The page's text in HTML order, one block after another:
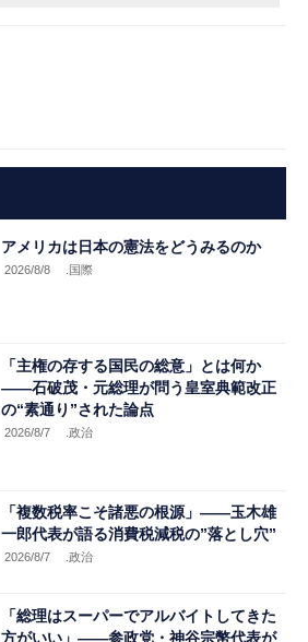
アメリカは日本の憲法をどうみるのか
2026/8/8 .国際
「主権の存する国民の総意」とは何か
――石破茂・元総理が問う皇室典範改正
の“素通り”された論点
2026/8/7 .政治
「複数税率こそ諸悪の根源」――玉木雄
一郎代表が語る消費税減税の”落とし穴”
2026/8/7 .政治
「総理はスーパーでアルバイトしてきた
方がいい」――参政党・神谷宗幣代表が